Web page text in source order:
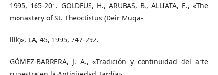
1995, 165-201. GOLDFUS, H., ARUBAS, B., ALLIATA, E., «The
monastery of St. Theoctistus (Deir Muqa-
llik)», LA, 45, 1995, 247-292.
GÓMEZ-BARRERA, J. A., «Tradición y continuidad del arte